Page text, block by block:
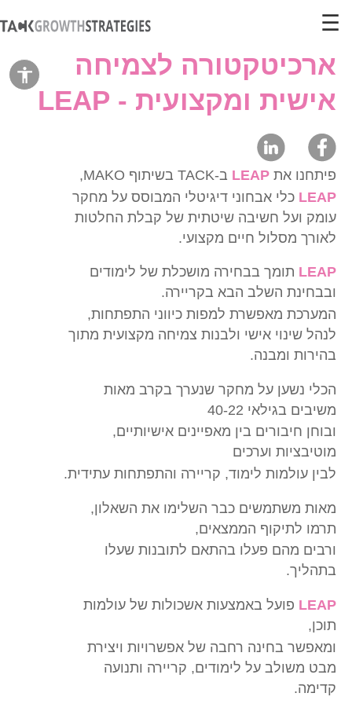
הצג
☰
ארכיטקטורה לצמיחה
אישית ומקצועית - LEAP
פיתחנו את LEAPב-TACK בשיתוף MAKO,
LEAPכלי אבחוני דיגיטלי המבוסס על מחקר
עומק ועל חשיבה שיטתית של קבלת החלטות
לאורך מסלול חיים מקצועי.
LEAPתומך בבחירה מושכלת של לימודים
ובבחינת השלב הבא בקריירה.
המערכת מאפשרת למפות כיווני התפתחות,
לנהל שינוי אישי ולבנות צמיחה מקצועית מתוך
בהירות ומבנה.
הכלי נשען על מחקר שנערך בקרב מאות
משיבים בגילאי 40-22
ובוחן חיבורים בין מאפיינים אישיותיים,
מוטיבציות וערכים
לבין עולמות לימוד, קריירה והתפתחות עתידית.
מאות משתמשים כבר השלימו את השאלון,
תרמו לתיקוף הממצאים,
ורבים מהם פעלו בהתאם לתובנות שעלו
בתהליך.
LEAPפועל באמצעות אשכולות של עולמות
תוכן,
ומאפשר בחינה רחבה של אפשרויות ויצירת
מבט משולב על לימודים, קריירה ותנועה
קדימה.